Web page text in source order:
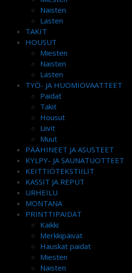
Naisten
Lasten
TAKIT
HOUSUT
Miesten
Naisten
Lasten
TYÖ- JA HUOMIOVAATTEET
Paidat
Takit
Housut
Liivit
Muut
PÄÄHINEET JA ASUSTEET
KYLPY- JA SAUNATUOTTEET
KEITTIÖTEKSTIILIT
KASSIT JA REPUT
URHEILU
MONTANA
PRINTTIPAIDAT
Kaikki
Merkkipäivät
Hauskat paidat
Miesten
Naisten